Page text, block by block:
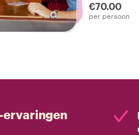
€70.00
per persoon